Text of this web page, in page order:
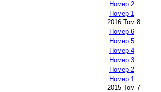
Номер 2
Номер 1
2016 Том 8
Номер 6
Номер 5
Номер 4
Номер 3
Номер 2
Номер 1
2015 Том 7